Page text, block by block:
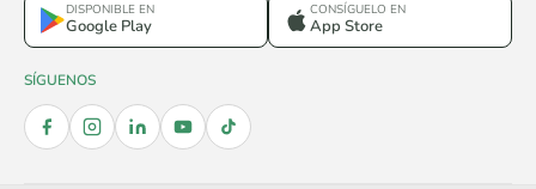
DISPONIBLE EN
Google Play
CONSÍGUELO EN
App Store
SÍGUENOS